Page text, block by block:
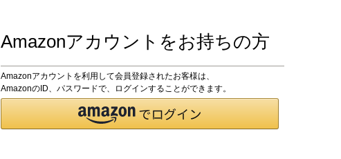
Amazonアカウントをお持ちの方
Amazonアカウントを利用して会員登録されたお客様は、
AmazonのID、パスワードで、ログインすることができます。